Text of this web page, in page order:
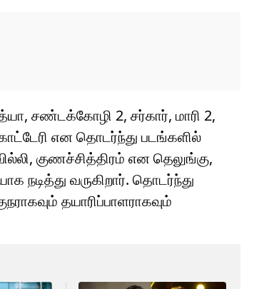
சண்டக்கோழி 2, சர்கார், மாரி 2,
என தொடர்ந்து படங்களில்
குணச்சித்திரம் என தெலுங்கு,
வருகிறார். தொடர்ந்து
தயாரிப்பாளராகவும்